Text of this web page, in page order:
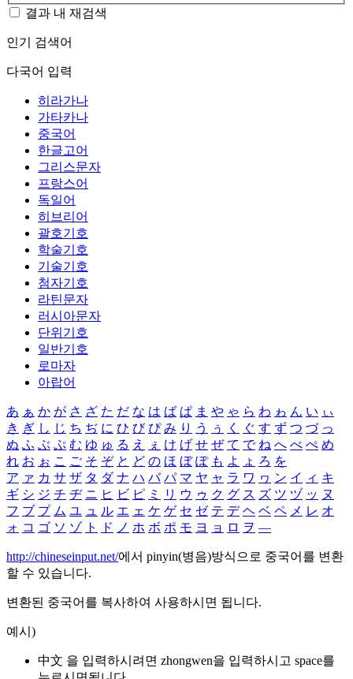
결과 내 재검색
인기 검색어
다국어 입력
히라가나
가타카나
중국어
한글고어
그리스문자
프랑스어
독일어
히브리어
괄호기호
학술기호
기술기호
첨자기호
라틴문자
러시아문자
단위기호
일반기호
로마자
아랍어
あ ぁ か が さ ざ た だ な は ば ぱ ま や ゃ ら わ ゎ ん い ぃ
き ぎ し じ ち ぢ に ひ び ぴ み り う ぅ く ぐ す ず つ づ っ
ぬ ふ ぶ ぷ む ゆ ゅ る え ぇ け げ せ ぜ て で ね へ べ ぺ め
れ お ぉ こ ご そ ぞ と ど の ほ ぼ ぽ も よ ょ ろ を
ア ァ カ サ ザ タ ダ ナ ハ バ パ マ ヤ ャ ラ ワ ヮ ン イ ィ キ
ギ シ ジ チ ヂ ニ ヒ ビ ピ ミ リ ウ ゥ ク グ ス ズ ツ ヅ ッ ヌ
フ ブ プ ム ユ ュ ル エ ェ ケ ゲ セ ゼ テ デ ヘ ベ ペ メ レ オ
ォ コ ゴ ソ ゾ ト ド ノ ホ ボ ポ モ ヨ ョ ロ ヲ ―
http://chineseinput.net/에서 pinyin(병음)방식으로 중국어를 변환
할 수 있습니다.
변환된 중국어를 복사하여 사용하시면 됩니다.
예시)
中文 을 입력하시려면 zhongwen을 입력하시고 space를